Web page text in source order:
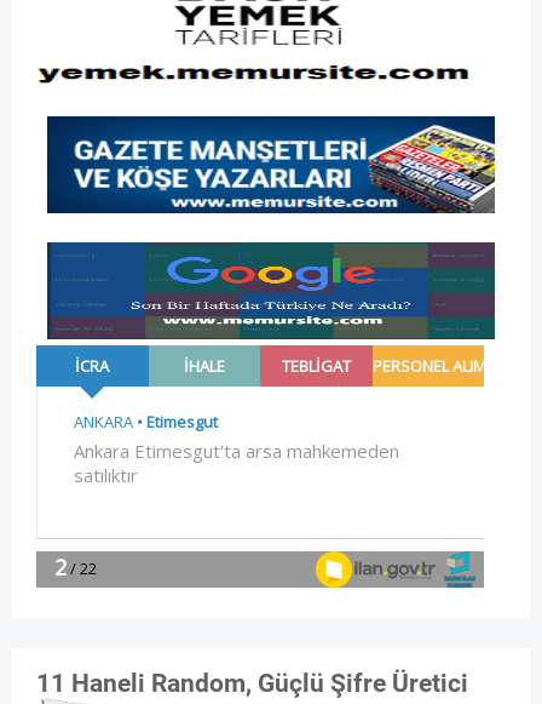
11 Haneli Random, Güçlü Şifre Üretici